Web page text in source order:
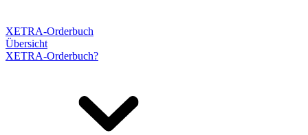
XETRA-Orderbuch
Übersicht
XETRA-Orderbuch?